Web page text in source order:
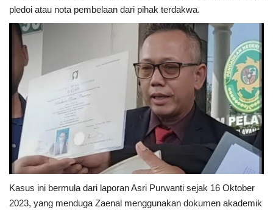
Artikel
Ekonomi
Olahraga
Hukum
Nasional
Otomotif
Umum
pledoi atau nota pembelaan dari pihak terdakwa.
Kasus ini bermula dari laporan Asri Purwanti sejak 16 Oktober
2023, yang menduga Zaenal menggunakan dokumen akademik